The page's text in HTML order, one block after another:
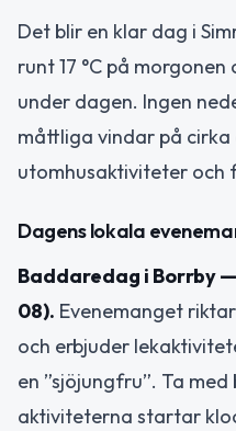
Det blir en klar dag i
runt 17 °C på morgonen
under dagen. Ingen
måttliga vindar på
utomhusaktiviteter och
Dagens lokala
Baddaredag i Borrby
08). Evenemanget
och erbjuder
en ”sjöjungfru”. Ta
aktiviteterna startar